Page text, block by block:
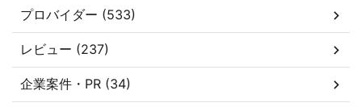
プロバイダー (533)
レビュー (237)
企業案件・PR (34)